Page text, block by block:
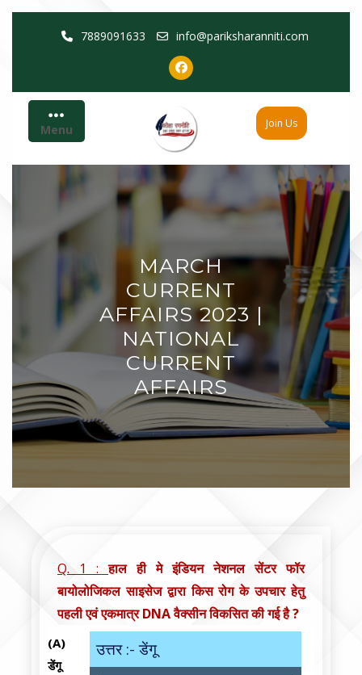
7889091633 info@pariksharanniti.com
Menu Join Us
MARCH
CURRENT
AFFAIRS 2023 |
NATIONAL
CURRENT
AFFAIRS
Q. 1 :हाल ही मे इंडियन नेशनल सेंटर फॉर
बायोलोजिकल साइसेज द्वारा किस रोग के उपचार हेतु
पहली एवं एकमात्र DNA वैक्सीन विकसित की गई है ?
(A)
डेंगू
उत्तर :- डेंगू